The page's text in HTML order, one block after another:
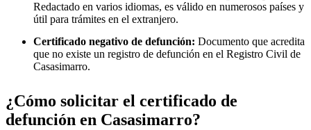
Redactado en varios idiomas, es válido en numerosos países y
útil para trámites en el extranjero.
Certificado negativo de defunción: Documento que acredita
que no existe un registro de defunción en el Registro Civil de
Casasimarro.
¿Cómo solicitar el certificado de
defunción en Casasimarro?